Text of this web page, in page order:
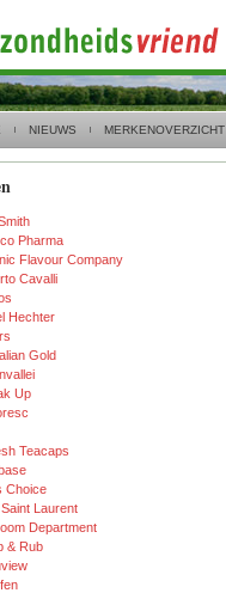
NIEUWS MERKENOVERZICHT
Pharma
Flavour Company
Cavalli
Hechter
Gold
Up
Teacaps
Choice
Laurent
Department
& Rub